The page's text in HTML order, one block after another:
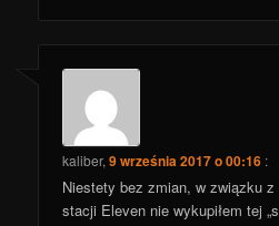
kaliber,9 września 2017 o 00:16 :
Niestety bez zmian, w związku
stacji Eleven nie wykupiłem tej